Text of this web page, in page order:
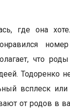
где она
что
Тодоренко
всплеск или
от родов в